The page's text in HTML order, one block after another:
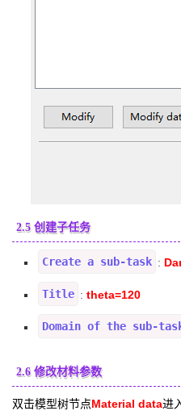
2.5 创建子任务
Create a sub-task :
Title : theta=120
Domain of the sub-
2.6 修改材料参数
双击模型树节点Material data进